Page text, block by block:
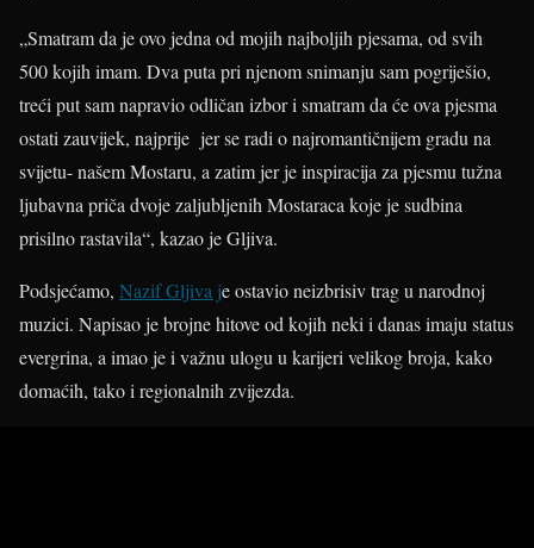
„Smatram da je ovo jedna od mojih najboljih pjesama, od svih
500 kojih imam. Dva puta pri njenom snimanju sam pogriješio,
treći put sam napravio odličan izbor i smatram da će ova pjesma
ostati zauvijek, najprije jer se radi o najromantičnijem gradu na
svijetu- našem Mostaru, a zatim jer je inspiracija za pjesmu tužna
ljubavna priča dvoje zaljubljenih Mostaraca koje je sudbina
prisilno rastavila“, kazao je Gljiva.
Podsjećamo, Nazif Gljiva je ostavio neizbrisiv trag u narodnoj
muzici. Napisao je brojne hitove od kojih neki i danas imaju status
evergrina, a imao je i važnu ulogu u karijeri velikog broja, kako
domaćih, tako i regionalnih zvijezda.